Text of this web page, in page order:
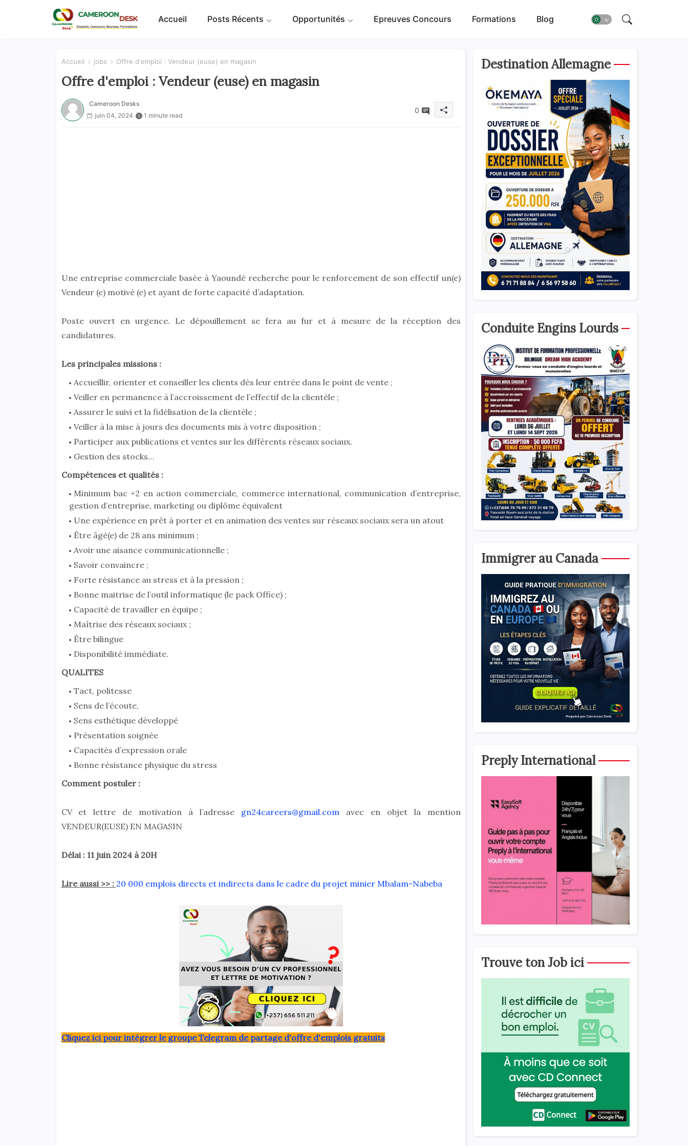
Accueil Posts Récents Opportunités Epreuves Concours Formations Blog
Accueil jobs Offre d'emploi : Vendeur (euse) en magasin
Offre d'emploi : Vendeur (euse) en magasin
Cameroon Desks
juin 04, 2024
1 minute read
0
Une entreprise commerciale basée à Yaoundé recherche pour le renforcement de son effectif un(e)
Vendeur (e) motivé (e) et ayant de forte capacité d’adaptation.
Poste ouvert en urgence. Le dépouillement se fera au fur et à mesure de la réception des
candidatures.
Les principales missions :
Accueillir, orienter et conseiller les clients dès leur entrée dans le point de vente ;
Veiller en permanence à l’accroissement de l’effectif de la clientèle ;
Assurer le suivi et la fidélisation de la clientèle ;
Veiller à la mise à jours des documents mis à votre disposition ;
Participer aux publications et ventes sur les différents réseaux sociaux.
Gestion des stocks…
Compétences et qualités :
Minimum bac +2 en action commerciale, commerce international, communication d’entreprise,
gestion d’entreprise, marketing ou diplôme équivalent
Une expérience en prêt à porter et en animation des ventes sur réseaux sociaux sera un atout
Être âgé(e) de 28 ans minimum ;
Avoir une aisance communicationnelle ;
Savoir convaincre ;
Forte résistance au stress et à la pression ;
Bonne maitrise de l’outil informatique (le pack Office) ;
Capacité de travailler en équipe ;
Maîtrise des réseaux sociaux ;
Être bilingue
Disponibilité immédiate.
QUALITES
Tact, politesse
Sens de l’écoute,
Sens esthétique développé
Présentation soignée
Capacités d’expression orale
Bonne résistance physique du stress
Comment postuler :
CV et lettre de motivation à l’adresse gn24careers@gmail.comavec en objet la mention
VENDEUR(EUSE) EN MAGASIN
Délai : 11 juin 2024 à 20H
Lire aussi >> : 20 000 emplois directs et indirects dans le cadre du projet minier Mbalam-Nabeba
Cliquez ici pour intégrer le groupe Telegram de partage d'offre d'emplois gratuits
Destination Allemagne
Conduite Engins Lourds
Immigrer au Canada
Preply International
Trouve ton Job ici